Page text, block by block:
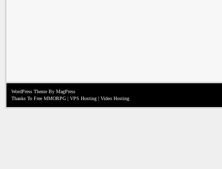
WordPress Theme By MagPress
Thanks To Free MMORPG | VPS Hosting | Video Hosting